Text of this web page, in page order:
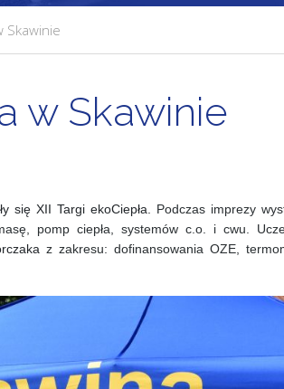
Skawinie
w Skawinie
się XII Targi ekoCiepła.
Podczas imprezy
pomp ciepła, systemów c.o. i cwu.
z zakresu: dofinansowania OZE,